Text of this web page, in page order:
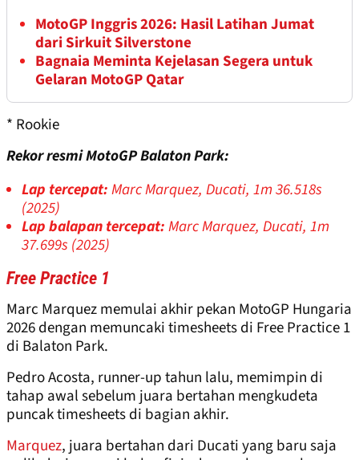
MotoGP Inggris 2026: Hasil Latihan Jumat
dari Sirkuit Silverstone
Bagnaia Meminta Kejelasan Segera untuk
Gelaran MotoGP Qatar
* Rookie
Rekor resmi MotoGP Balaton Park:
Lap tercepat:Marc Marquez, Ducati, 1m 36.518s
(2025)
Lap balapan tercepat:Marc Marquez, Ducati, 1m
37.699s (2025)
Free Practice 1
Marc Marquez memulai akhir pekan MotoGP Hungaria
2026 dengan memuncaki timesheets di Free Practice 1
di Balaton Park.
Pedro Acosta, runner-up tahun lalu, memimpin di
tahap awal sebelum juara bertahan mengkudeta
puncak timesheets di bagian akhir.
Marquez, juara bertahan dari Ducati yang baru saja